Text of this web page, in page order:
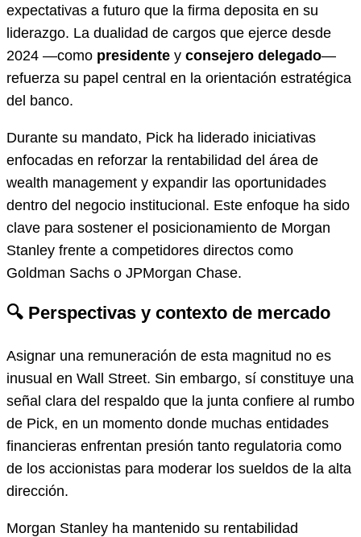
expectativas a futuro que la firma deposita en su
liderazgo. La dualidad de cargos que ejerce desde
2024 —como presidente y consejero delegado—
refuerza su papel central en la orientación estratégica
del banco.
Durante su mandato, Pick ha liderado iniciativas
enfocadas en reforzar la rentabilidad del área de
wealth management y expandir las oportunidades
dentro del negocio institucional. Este enfoque ha sido
clave para sostener el posicionamiento de Morgan
Stanley frente a competidores directos como
Goldman Sachs o JPMorgan Chase.
🔍 Perspectivas y contexto de mercado
Asignar una remuneración de esta magnitud no es
inusual en Wall Street. Sin embargo, sí constituye una
señal clara del respaldo que la junta confiere al rumbo
de Pick, en un momento donde muchas entidades
financieras enfrentan presión tanto regulatoria como
de los accionistas para moderar los sueldos de la alta
dirección.
Morgan Stanley ha mantenido su rentabilidad